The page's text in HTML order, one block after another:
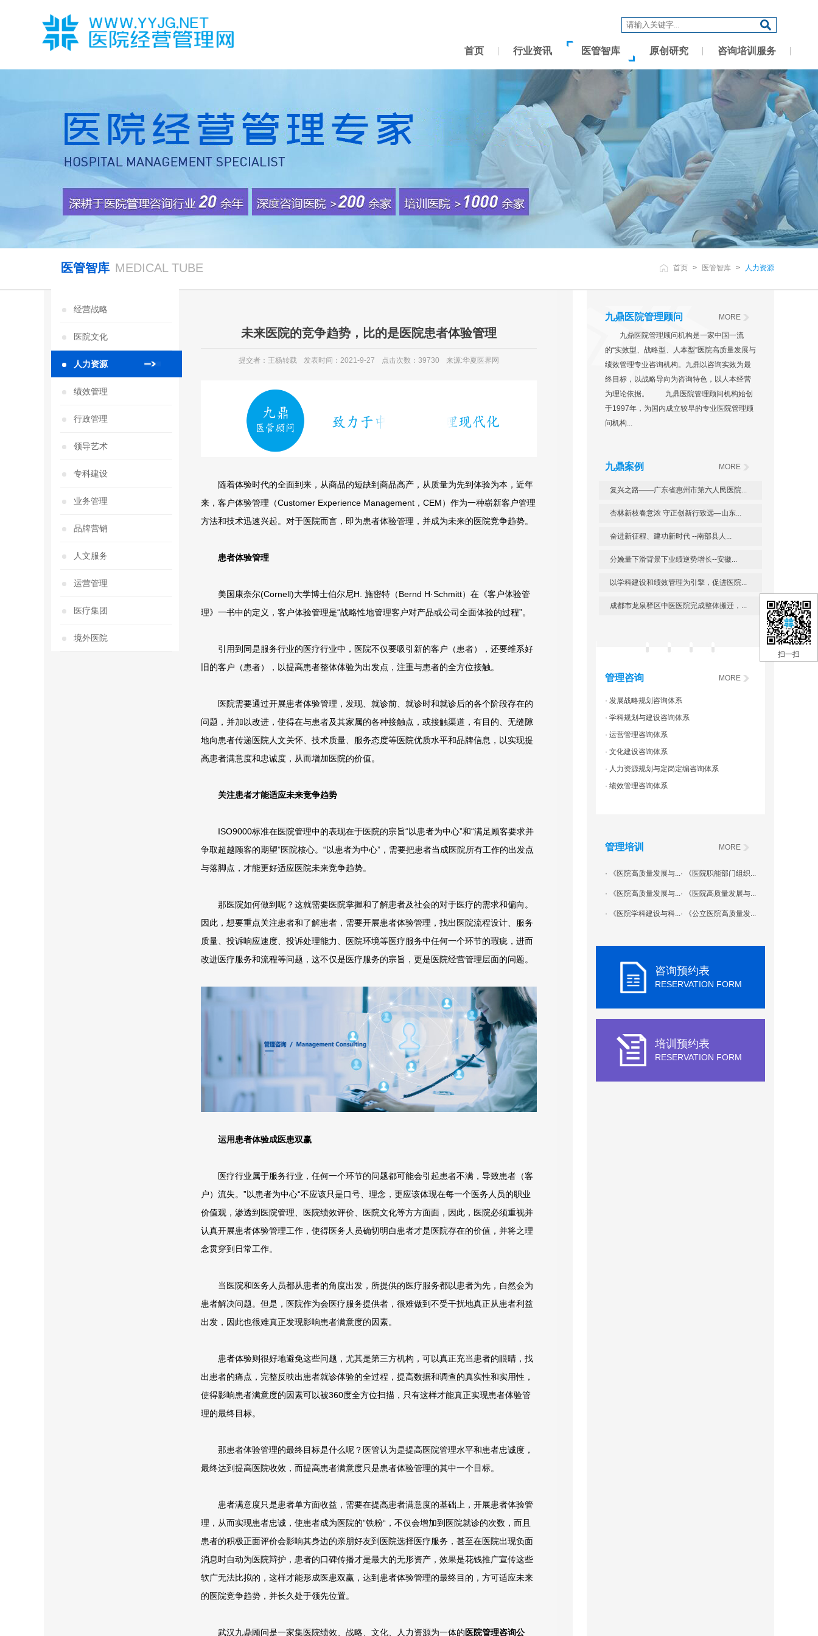
首页 行业资讯 医管智库 原创研究 咨询培训服务
医管智库 MEDICAL TUBE 首页 > 医管智库 > 人力资源
经营战略
医院文化
人力资源
绩效管理
行政管理
领导艺术
专科建设
业务管理
品牌营销
人文服务
运营管理
医疗集团
境外医院
未来医院的竞争趋势，比的是医院患者体验管理
提交者：王杨转载 发表时间：2021-9-27 点击次数：39730 来源:华夏医界网
随着体验时代的全面到来，从商品的短缺到商品高产，从质量为先到体验为本，近年
来，客户体验管理（Customer Experience Management，CEM）作为一种崭新客户管理
方法和技术迅速兴起。对于医院而言，即为患者体验管理，并成为未来的医院竞争趋势。
患者体验管理
美国康奈尔(Cornell)大学博士伯尔尼H. 施密特（Bernd H·Schmitt）在《客户体验管
理》一书中的定义，客户体验管理是“战略性地管理客户对产品或公司全面体验的过程”。
引用到同是服务行业的医疗行业中，医院不仅要吸引新的客户（患者），还要维系好
旧的客户（患者），以提高患者整体体验为出发点，注重与患者的全方位接触。
医院需要通过开展患者体验管理，发现、就诊前、就诊时和就诊后的各个阶段存在的
问题，并加以改进，使得在与患者及其家属的各种接触点，或接触渠道，有目的、无缝隙
地向患者传递医院人文关怀、技术质量、服务态度等医院优质水平和品牌信息，以实现提
高患者满意度和忠诚度，从而增加医院的价值。
关注患者才能适应未来竞争趋势
ISO9000标准在医院管理中的表现在于医院的宗旨“以患者为中心”和“满足顾客要求并
争取超越顾客的期望”医院核心。“以患者为中心”，需要把患者当成医院所有工作的出发点
与落脚点，才能更好适应医院未来竞争趋势。
那医院如何做到呢？这就需要医院掌握和了解患者及社会的对于医疗的需求和偏向。
因此，想要重点关注患者和了解患者，需要开展患者体验管理，找出医院流程设计、服务
质量、投诉响应速度、投诉处理能力、医院环境等医疗服务中任何一个环节的瑕疵，进而
改进医疗服务和流程等问题，这不仅是医疗服务的宗旨，更是医院经营管理层面的问题。
运用患者体验成医患双赢
医疗行业属于服务行业，任何一个环节的问题都可能会引起患者不满，导致患者（客
户）流失。”以患者为中心“不应该只是口号、理念，更应该体现在每一个医务人员的职业
价值观，渗透到医院管理、医院绩效评价、医院文化等方方面面，因此，医院必须重视并
认真开展患者体验管理工作，使得医务人员确切明白患者才是医院存在的价值，并将之理
念贯穿到日常工作。
当医院和医务人员都从患者的角度出发，所提供的医疗服务都以患者为先，自然会为
患者解决问题。但是，医院作为会医疗服务提供者，很难做到不受干扰地真正从患者利益
出发，因此也很难真正发现影响患者满意度的因素。
患者体验则很好地避免这些问题，尤其是第三方机构，可以真正充当患者的眼睛，找
出患者的痛点，完整反映出患者就诊体验的全过程，提高数据和调查的真实性和实用性，
使得影响患者满意度的因素可以被360度全方位扫描，只有这样才能真正实现患者体验管
理的最终目标。
那患者体验管理的最终目标是什么呢？医管认为是提高医院管理水平和患者忠诚度，
最终达到提高医院收效，而提高患者满意度只是患者体验管理的其中一个目标。
患者满意度只是患者单方面收益，需要在提高患者满意度的基础上，开展患者体验管
理，从而实现患者忠诚，使患者成为医院的”铁粉“，不仅会增加到医院就诊的次数，而且
患者的积极正面评价会影响其身边的亲朋好友到医院选择医疗服务，甚至在医院出现负面
消息时自动为医院辩护，患者的口碑传播才是最大的无形资产，效果是花钱推广宣传这些
软广无法比拟的，这样才能形成医患双赢，达到患者体验管理的最终目的，方可适应未来
的医院竞争趋势，并长久处于领先位置。
武汉九鼎顾问是一家集医院绩效、战略、文化、人力资源为一体的医院管理咨询公
九鼎医院管理顾问 MORE
九鼎医院管理顾问机构是一家中国一流
的“实效型、战略型、人本型”医院高质量发展与
绩效管理专业咨询机构。九鼎以咨询实效为最
终目标，以战略导向为咨询特色，以人本经营
为理论依据。 九鼎医院管理顾问机构始创
于1997年，为国内成立较早的专业医院管理顾
问机构...
九鼎案例 MORE
复兴之路——广东省惠州市第六人民医院...
杏林新枝春意浓 守正创新行致远—山东...
奋进新征程、建功新时代 --南部县人...
分娩量下滑背景下业绩逆势增长--安徽...
以学科建设和绩效管理为引擎，促进医院...
成都市龙泉驿区中医医院完成整体搬迁，...
管理咨询 MORE
· 发展战略规划咨询体系
· 学科规划与建设咨询体系
· 运营管理咨询体系
· 文化建设咨询体系
· 人力资源规划与定岗定编咨询体系
· 绩效管理咨询体系
管理培训 MORE
· 《医院高质量发展与...· 《医院职能部门组织...
· 《医院高质量发展与...· 《医院高质量发展与...
· 《医院学科建设与科...· 《公立医院高质量发...
咨询预约表
RESERVATION FORM
培训预约表
RESERVATION FORM
扫一扫